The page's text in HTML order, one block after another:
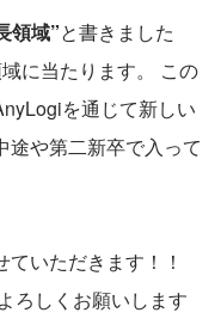
領域”と書きました
に当たります。 この
を通じて新しい
途や第二新卒で入って
いただきます！！
ろしくお願いします